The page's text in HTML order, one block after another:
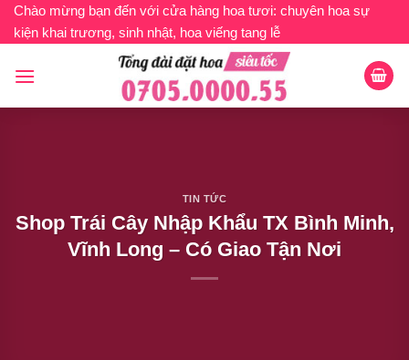
Bỏ
qua
dung
Chào mừng bạn đến với cửa hàng hoa tươi: chuyên hoa sự
kiện khai trương, sinh nhật, hoa viếng tang lễ
TIN TỨC
Shop Trái Cây Nhập Khẩu TX Bình Minh,
Vĩnh Long – Có Giao Tận Nơi